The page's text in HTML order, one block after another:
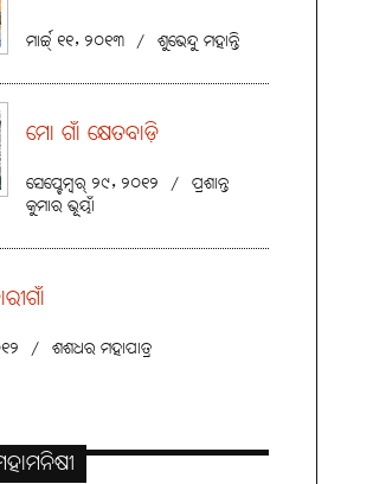
ମାର୍ଚ୍ଚ୍ ୧୧, ୨୦୧୩ / ଶୁଭେନ୍ଦୁ ମହାନ୍ତି
ମୋ ଗାଁ କ୍ଷେତବାଡ଼ି
ସେପ୍ଟେମ୍ବର୍ ୨୯, ୨୦୧୨ / ପ୍ରଶାନ୍ତ
କୁମାର ଭୂୟାଁ
/ ଶଶଧର ମହାପାତ୍ର